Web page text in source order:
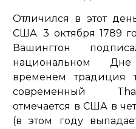
Отличился в этот
США. 3 октября 1789
Вашингтон
национальном
временем традиция
современный
отмечается в США в
(в этом году